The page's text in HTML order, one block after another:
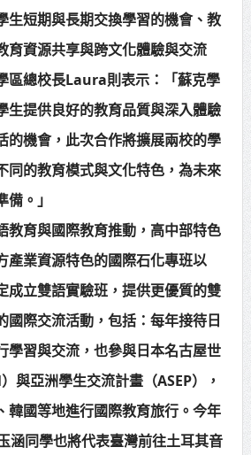
生短期與長期交換學習的機會、教
育資源共享與跨文化體驗與交流
區總校長Laura則表示：「蘇克學
生提供良好的教育品質與深入體驗
的機會，此次合作將擴展兩校的學
同的教育模式與文化特色，為未來
。」
教育與國際教育推動，高中部特色
產業資源特色的國際石化專班以
成立雙語實驗班，提供更優質的雙
國際交流活動，包括：每年接待日
學習與交流，也參與日本名古屋世
與亞洲學生交流計畫（ASEP），
韓國等地進行國際教育旅行。今年
涵同學也將代表臺灣前往土耳其音